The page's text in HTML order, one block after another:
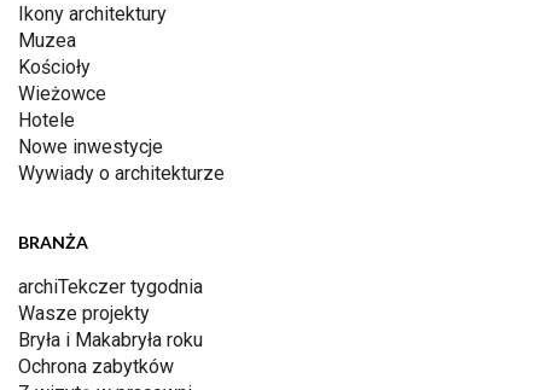
Ikony architektury
Muzea
Kościoły
Wieżowce
Hotele
Nowe inwestycje
Wywiady o architekturze
BRANŻA
archiTekczer tygodnia
Wasze projekty
Bryła i Makabryła roku
Ochrona zabytków